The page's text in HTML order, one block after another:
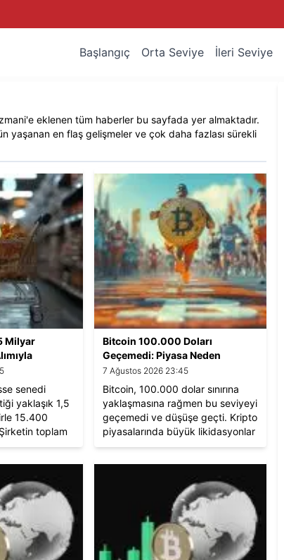
Başlangıç Orta Seviye İleri Seviye
'e eklenen tüm haberler bu sayfada yer almaktadır.
yaşanan en flaş gelişmeler ve çok daha fazlası sürekli
Milyar
senedi
yaklaşık 1,5
15.400
toplam
ulaştı ve
Bitcoin 100.000 Doları
Geçemedi: Piyasa Neden
Duraksadı?
7 Ağustos 2026 23:45
Bitcoin, 100.000 dolar sınırına
yaklaşmasına rağmen bu seviyeyi
geçemedi ve düşüşe geçti. Kripto
piyasalarında büyük likidasyonlar
yaşanırken, Trump’ın kripto
Analistler, Bitcoin’in yıl sonunda
100.000 doları aşabileceğini
öngörüyor.